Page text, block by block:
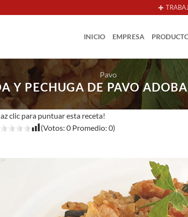
INICIO EMPRESA
Pavo
Y PECHUGA DE PAVO
clic para puntuar esta receta!
(Votos: 0 Promedio: 0)